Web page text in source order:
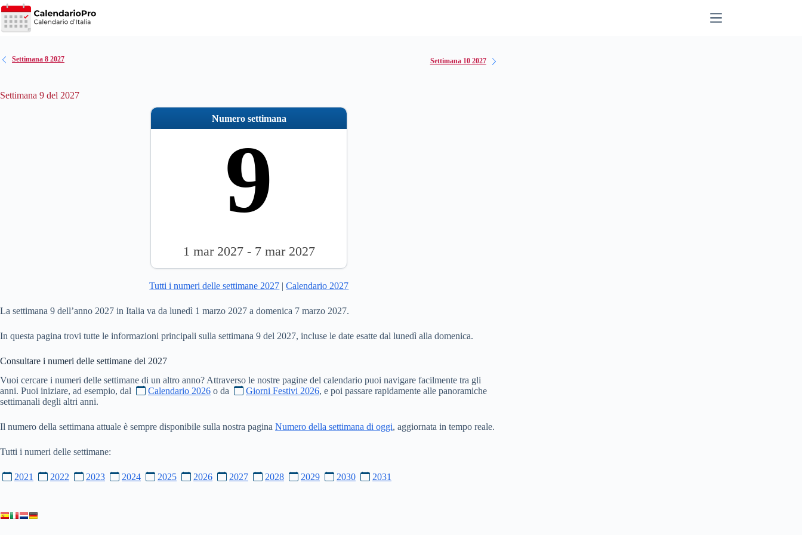
Salta
al
contenuto
Settimana 8 2027 Settimana 10 2027
Settimana 9 del 2027
Numero settimana
9
1 mar 2027 - 7 mar 2027
Tutti i numeri delle settimane 2027 |Calendario 2027
La settimana 9 dell’anno 2027 in Italia va da lunedì 1 marzo 2027 a domenica 7 marzo 2027.
In questa pagina trovi tutte le informazioni principali sulla settimana 9 del 2027, incluse le date esatte dal lunedì alla domenica.
Consultare i numeri delle settimane del 2027
Vuoi cercare i numeri delle settimane di un altro anno? Attraverso le nostre pagine del calendario puoi navigare facilmente tra gli
anni. Puoi iniziare, ad esempio, dal
Calendario 2026 o da Giorni Festivi 2026, e poi passare rapidamente alle panoramiche
settimanali degli altri anni.
Il numero della settimana attuale è sempre disponibile sulla nostra pagina Numero della settimana di oggi, aggiornata in tempo reale.
Tutti i numeri delle settimane:
2021 2022 2023 2024 2025 2026 2027 2028 2029 2030 2031